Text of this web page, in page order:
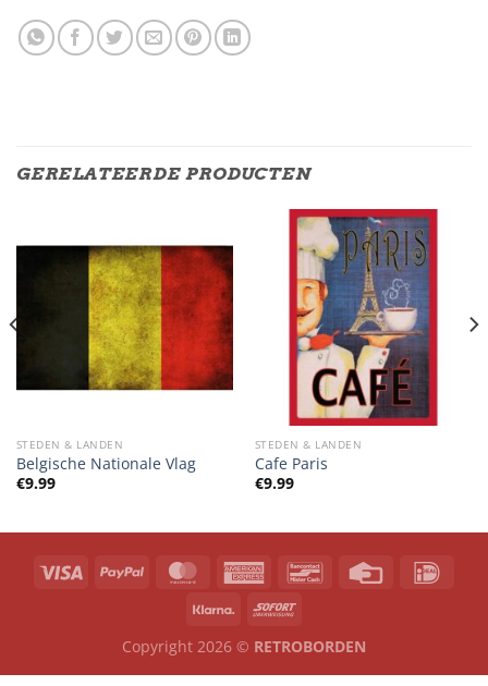
GERELATEERDE PRODUCTEN
STEDEN & LANDEN
Belgische Nationale Vlag
€9.99
STEDEN & LANDEN
Cafe Paris
€9.99
Copyright 2026 © RETROBORDEN